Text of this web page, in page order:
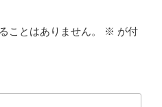
ことはありません。 ※ が付